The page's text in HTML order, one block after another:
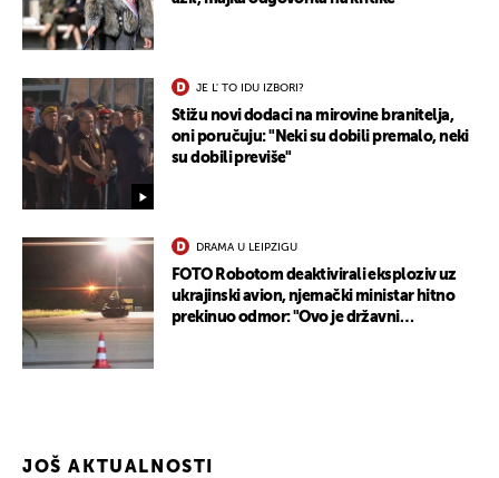
JE L' TO IDU IZBORI?
Stižu novi dodaci na mirovine branitelja,
oni poručuju: "Neki su dobili premalo, neki
su dobili previše"
DRAMA U LEIPZIGU
FOTO Robotom deaktivirali eksploziv uz
ukrajinski avion, njemački ministar hitno
prekinuo odmor: "Ovo je državni
JOŠ AKTUALNOSTI